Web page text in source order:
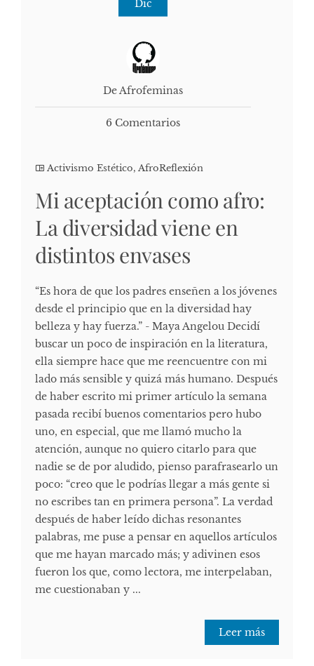
Dic
De Afrofeminas
6 Comentarios
Activismo Estético, AfroReflexión
Mi aceptación como afro:
La diversidad viene en
distintos envases
“Es hora de que los padres enseñen a los jóvenes
desde el principio que en la diversidad hay
belleza y hay fuerza.” - Maya Angelou Decidí
buscar un poco de inspiración en la literatura,
ella siempre hace que me reencuentre con mi
lado más sensible y quizá más humano. Después
de haber escrito mi primer artículo la semana
pasada recibí buenos comentarios pero hubo
uno, en especial, que me llamó mucho la
atención, aunque no quiero citarlo para que
nadie se de por aludido, pienso parafrasearlo un
poco: “creo que le podrías llegar a más gente si
no escribes tan en primera persona”. La verdad
después de haber leído dichas resonantes
palabras, me puse a pensar en aquellos artículos
que me hayan marcado más; y adivinen esos
fueron los que, como lectora, me interpelaban,
me cuestionaban y ...
Leer más